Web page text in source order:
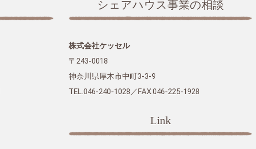
シェアハウス事業の相談
株式会社ケッセル
〒243-0018
神奈川県厚木市中町3-3-9
TEL.046-240-1028／FAX.046-225-1928
Link